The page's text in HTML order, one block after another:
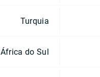
Turquia
África do Sul